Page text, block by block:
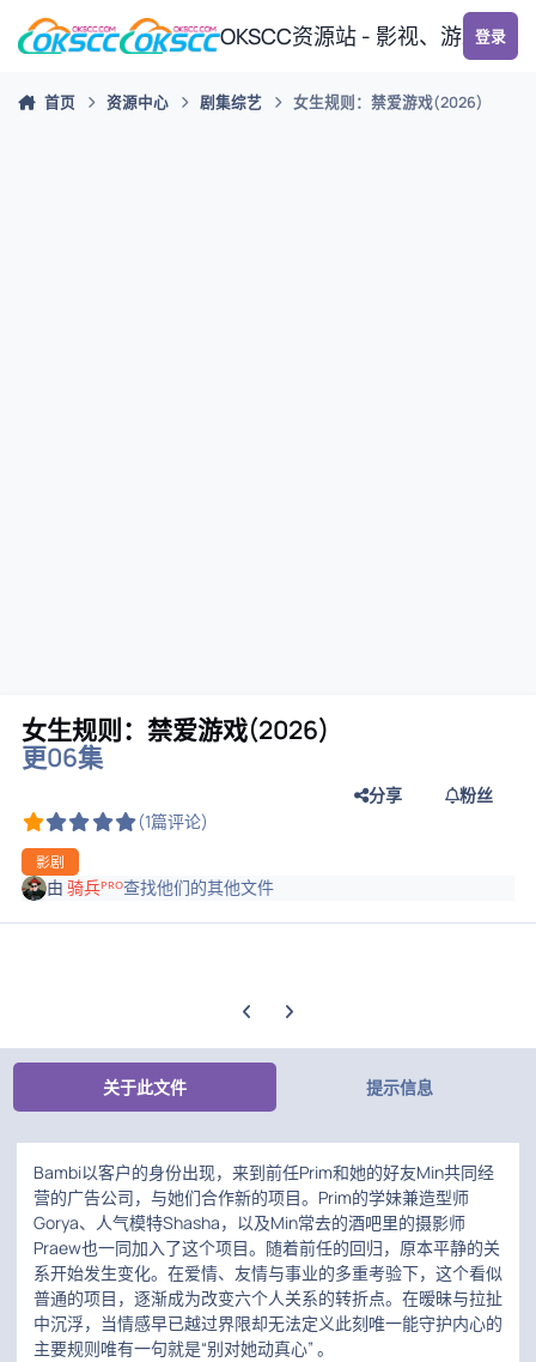
跳转到帖子
OKSCC资源站 - 影视、游戏、
登录
首页 资源中心 剧集综艺 女生规则：禁爱游戏(2026)
女生规则：禁爱游戏(2026)
更06集
(1篇评论)
影剧
分享 粉丝
由骑兵ᴾᴿᴼ查找他们的其他文件
上一张轮播幻灯片
下一张轮播幻灯片
关于此文件 提示信息
Bambi以客户的身份出现，来到前任Prim和她的好友Min共同经
营的广告公司，与她们合作新的项目。Prim的学妹兼造型师
Gorya、人气模特Shasha，以及Min常去的酒吧里的摄影师
Praew也一同加入了这个项目。随着前任的回归，原本平静的关
系开始发生变化。在爱情、友情与事业的多重考验下，这个看似
普通的项目，逐渐成为改变六个人关系的转折点。在暧昧与拉扯
中沉浮，当情感早已越过界限却无法定义此刻唯一能守护内心的
主要规则唯有一句就是“别对她动真心” 。